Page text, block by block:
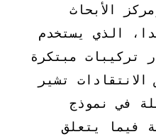
الأبحاث
الذي يستخدم
تركيبات مبتكرة
تشير
في نموذج
فيما يتعلق